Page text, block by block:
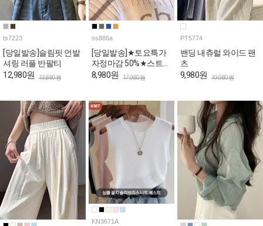
ts7223
[당일발송]슬림핏 언발
셔링 러플 반팔티
12,980원 13,880원
ss886a
[당일발송]★토요특가
자정마감 50%★스트라
이프 쫀쫀 골지 나시
8,980원 17,980원
PT5774
밴딩 내츄럴 와이드 팬
츠
9,980원 19,980원
KN3671A